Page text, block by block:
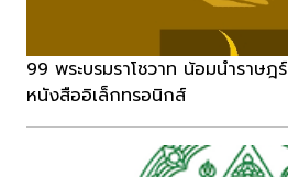
99 พระบรมราโชวาท น้อมนำราษฎ
หนังสืออิเล็กทรอนิกส์